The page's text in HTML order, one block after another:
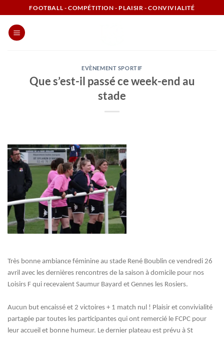
au
contenu
FOOTBALL - COMPÉTITION - PLAISIR - CONVIVIALITÉ
EVÈNEMENT SPORTIF
Que s’est-il passé ce week-end au
stade
Très bonne ambiance féminine au stade René Boublin ce vendredi 26
avril avec les dernières rencontres de la saison à domicile pour nos
Loisirs F qui recevaient Saumur Bayard et Gennes les Rosiers.
Aucun but encaissé et 2 victoires + 1 match nul ! Plaisir et convivialité
partagée par toutes les participantes qui ont remercié le FCPC pour
leur accueil et bonne humeur. Le dernier plateau est prévu à St